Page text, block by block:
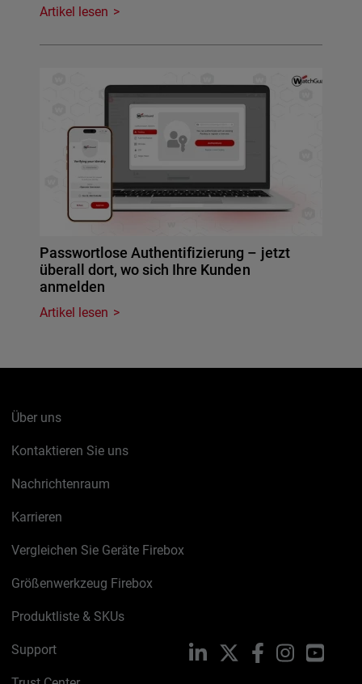
Artikel lesen
Passwortlose Authentifizierung – jetzt
überall dort, wo sich Ihre Kunden
anmelden
Artikel lesen
Über uns
Kontaktieren Sie uns
Nachrichtenraum
Karrieren
Vergleichen Sie Geräte Firebox
Größenwerkzeug Firebox
Produktliste & SKUs
Support LinkedIn FacebookInstagram